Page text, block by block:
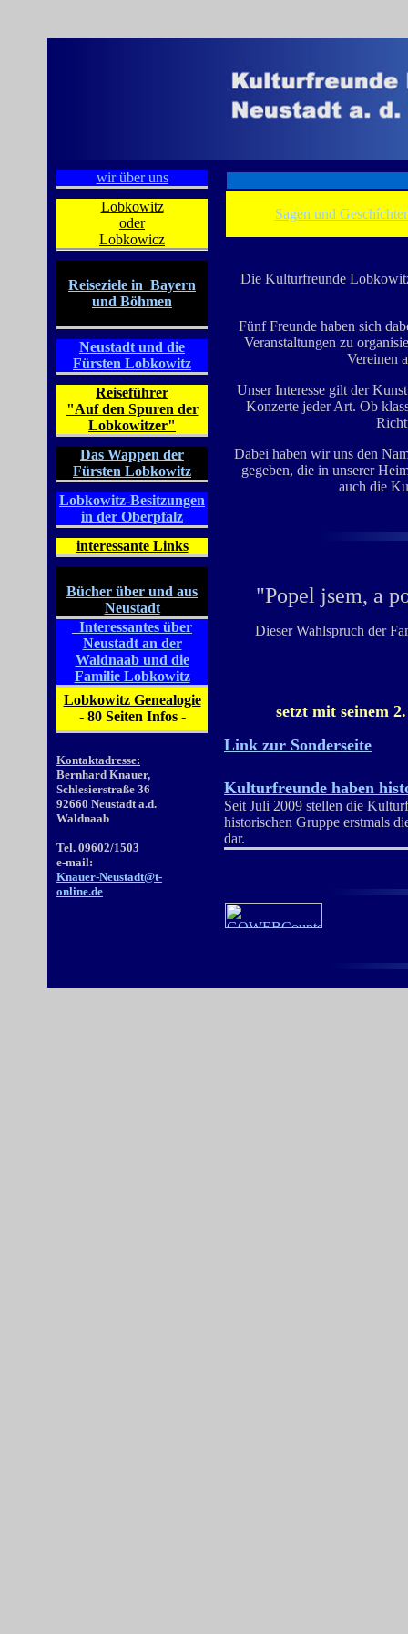
wir über uns
Lobkowitz
oder
Lobkowicz
Reiseziele in Bayern
und Böhmen
Neustadt und die
Fürsten Lobkowitz
Reiseführer
"Auf den Spuren der
Lobkowitzer"
Das Wappen der
Fürsten Lobkowitz
Lobkowitz-Besitzungen
in der Oberpfalz
interessante Links
Bücher über und aus
Neustadt
Interessantes über
Neustadt an der
Waldnaab und die
Familie Lobkowitz
Lobkowitz Genealogie
- 80 Seiten Infos -
Kontaktadresse:
Bernhard Knauer,
Schlesierstraße 36
92660 Neustadt a.d.
Waldnaab
Tel. 09602/1503
e-mail:
Knauer-Neustadt@t-
online.de
Sagen und
Die Kulturfreunde
Fünf Freunde haben sich
Veranstaltungen zu
Vereinen
Unser Interesse gilt der
Konzerte jeder Art. Ob
Dabei haben wir uns den
gegeben, die in unserer
auch die
"Popel jsem, a
Dieser Wahlspruch der
setzt mit seinem
Link zur Sonderseite
Kulturfreunde haben
Seit Juli 2009 stellen die
historischen Gruppe erstmals
dar.